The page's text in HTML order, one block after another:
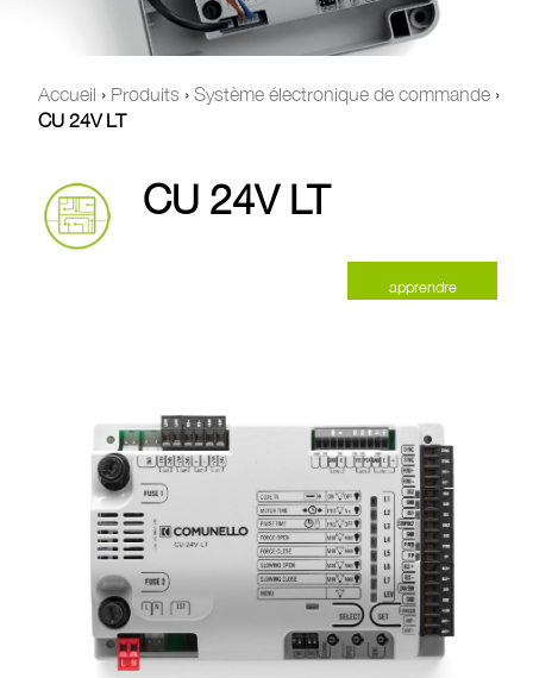
Accueil › Produits › Système électronique de commande ›
CU 24V LT
CU 24V LT
apprendre